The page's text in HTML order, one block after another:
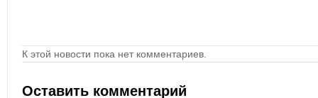
К этой новости пока нет комментариев.
Оставить комментарий